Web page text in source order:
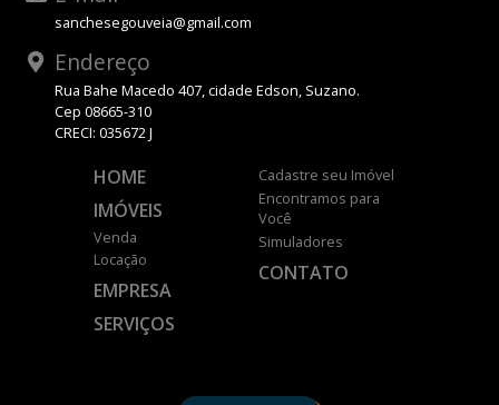
sanchesegouveia@gmail.com
Endereço
Rua Bahe Macedo 407, cidade Edson, Suzano.
Cep 08665-310
CRECI: 035672 J
HOME
IMÓVEIS
Venda
Locação
EMPRESA
SERVIÇOS
Cadastre seu Imóvel
Encontramos para
Você
Simuladores
CONTATO